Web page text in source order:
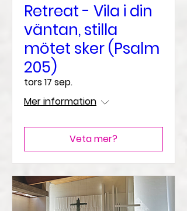
Retreat - Vila i din
väntan, stilla
mötet sker (Psalm
205)
tors 17 sep.
Mer information
Veta mer?